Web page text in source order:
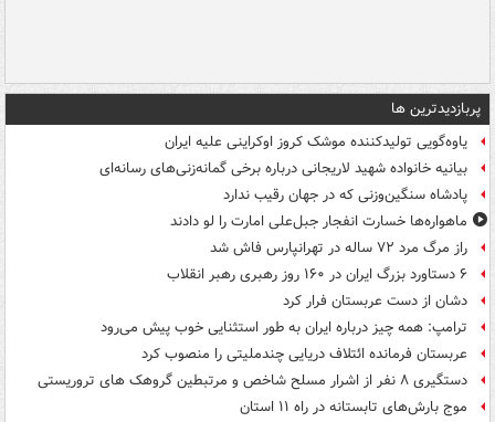
پربازدیدترین ها
یاوه‌گویی تولیدکننده موشک کروز اوکراینی علیه ایران
بیانیه خانواده شهید لاریجانی درباره برخی گمانه‌زنی‌های رسانه‌ای
پادشاه سنگین‌وزنی که در جهان رقیب ندارد
ماهواره‌ها خسارت انفجار جبل‌علی امارت را لو دادند
راز مرگ مرد ۷۲ ساله در تهرانپارس فاش شد
۶ دستاورد بزرگ ایران در ۱۶۰ روز رهبری رهبر انقلاب
دشان از دست عربستان فرار کرد
ترامپ: همه چیز درباره ایران به طور استثنایی خوب پیش می‌رود
عربستان فرمانده ائتلاف دریایی چندملیتی را منصوب کرد
دستگیری ۸ نفر از اشرار مسلح شاخص و مرتبطین گروهک های تروریستی
موج بارش‌های تابستانه در راه ۱۱ استان